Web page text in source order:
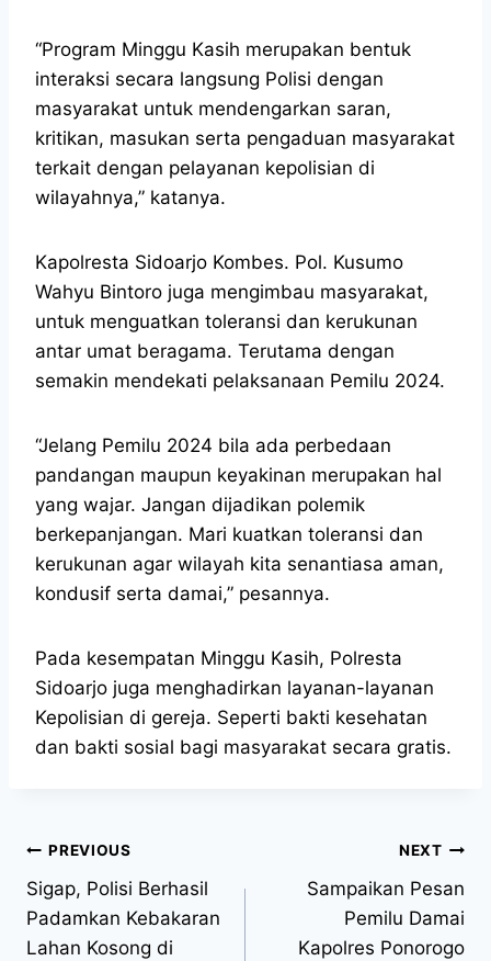
“Program Minggu Kasih merupakan bentuk
interaksi secara langsung Polisi dengan
masyarakat untuk mendengarkan saran,
kritikan, masukan serta pengaduan masyarakat
terkait dengan pelayanan kepolisian di
wilayahnya,” katanya.
Kapolresta Sidoarjo Kombes. Pol. Kusumo
Wahyu Bintoro juga mengimbau masyarakat,
untuk menguatkan toleransi dan kerukunan
antar umat beragama. Terutama dengan
semakin mendekati pelaksanaan Pemilu 2024.
“Jelang Pemilu 2024 bila ada perbedaan
pandangan maupun keyakinan merupakan hal
yang wajar. Jangan dijadikan polemik
berkepanjangan. Mari kuatkan toleransi dan
kerukunan agar wilayah kita senantiasa aman,
kondusif serta damai,” pesannya.
Pada kesempatan Minggu Kasih, Polresta
Sidoarjo juga menghadirkan layanan-layanan
Kepolisian di gereja. Seperti bakti kesehatan
dan bakti sosial bagi masyarakat secara gratis.
PREVIOUS
Sigap, Polisi Berhasil
Padamkan Kebakaran
Lahan Kosong di
NEXT
Sampaikan Pesan
Pemilu Damai
Kapolres Ponorogo